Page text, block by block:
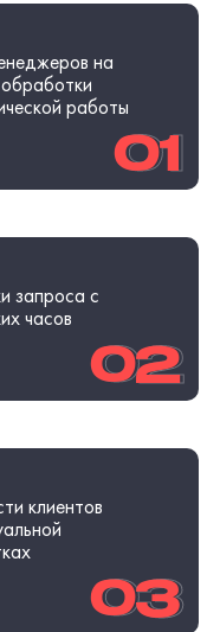
часов
02
02
клиентов
03
03
выполнения
04
04